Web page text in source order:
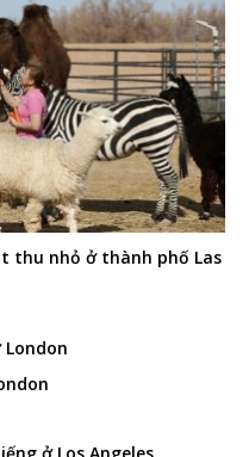
thu nhỏ ở thành phố Las